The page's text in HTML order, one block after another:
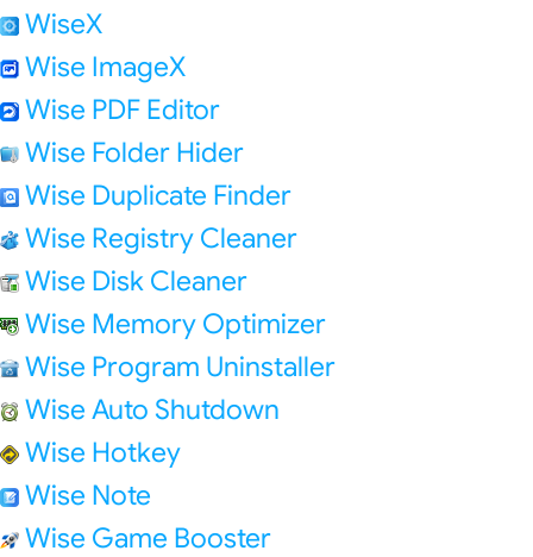
WiseX
Wise ImageX
Wise PDF Editor
Wise Folder Hider
Wise Duplicate Finder
Wise Registry Cleaner
Wise Disk Cleaner
Wise Memory Optimizer
Wise Program Uninstaller
Wise Auto Shutdown
Wise Hotkey
Wise Note
Wise Game Booster